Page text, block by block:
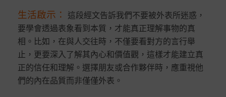
生活啟示 ： 這段經文告訴我們不要被外表所迷惑，
要學會透過表象看到本質，才能真正理解事物的真
相。比如，在與人交往時，不僅要看對方的言行舉
止，更要深入了解其內心和價值觀，這樣才能建立真
正的信任和理解。選擇朋友或合作夥伴時，應重視他
們的內在品質而非僅僅外表。